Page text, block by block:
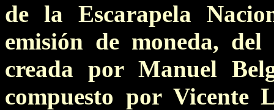
de la Escarapela
emisión de moneda,
creada por Manuel
compuesto por Vicente